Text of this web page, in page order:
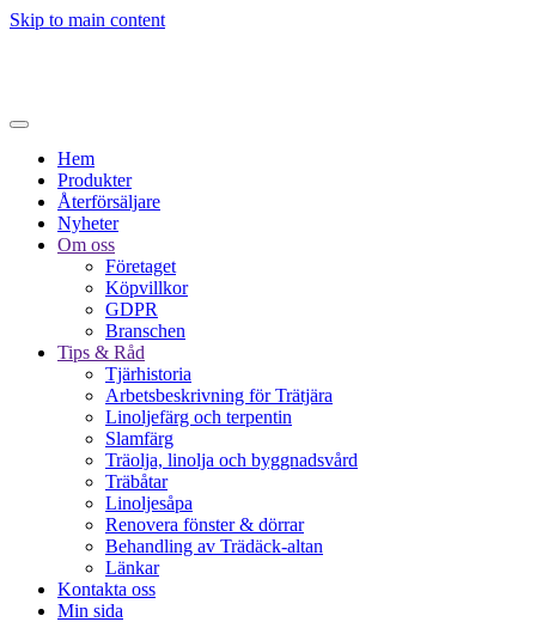
Skip to main content
Hem
Produkter
Återförsäljare
Nyheter
Om oss
Företaget
Köpvillkor
GDPR
Branschen
Tips & Råd
Tjärhistoria
Arbetsbeskrivning för Trätjära
Linoljefärg och terpentin
Slamfärg
Träolja, linolja och byggnadsvård
Träbåtar
Linoljesåpa
Renovera fönster & dörrar
Behandling av Trädäck-altan
Länkar
Kontakta oss
Min sida